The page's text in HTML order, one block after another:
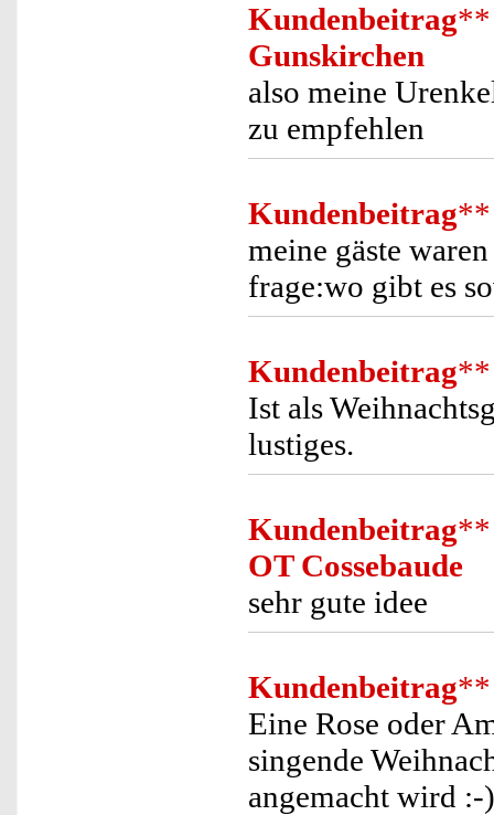
Kundenbeitrag**
Gunskirchen
also meine
zu empfehlen
Kundenbeitrag**
meine gäste
frage:wo gibt es
Kundenbeitrag**
Ist als
lustiges.
Kundenbeitrag**
OT Cossebaude
sehr gute idee
Kundenbeitrag**
Eine Rose oder
singende
angemacht wird